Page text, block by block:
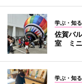
学ぶ・知る
佐賀バ
室 ミニ
学ぶ・知る